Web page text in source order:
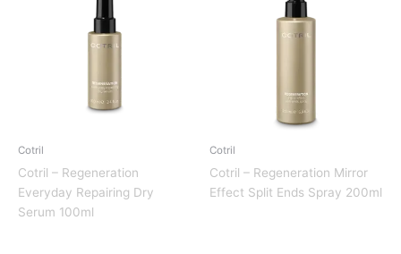
Cotril
Cotril – Regeneration
Everyday Repairing Dry
Serum 100ml
Cotril
Cotril – Regeneration Mirror
Effect Split Ends Spray 200ml